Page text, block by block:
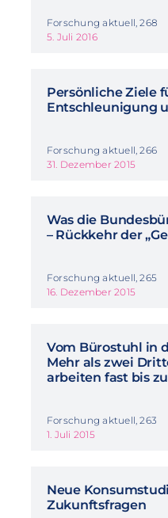
Forschung aktuell, 268
5. Juli 2016
Persönliche Ziele
Entschleunigung
Forschung aktuell, 266
31. Dezember 2015
Was die
– Rückkehr der
Forschung aktuell, 265
16. Dezember 2015
Vom Bürostuhl in
Mehr als zwei
arbeiten fast bis
Forschung aktuell, 263
1. Juli 2015
Neue
Zukunftsfragen